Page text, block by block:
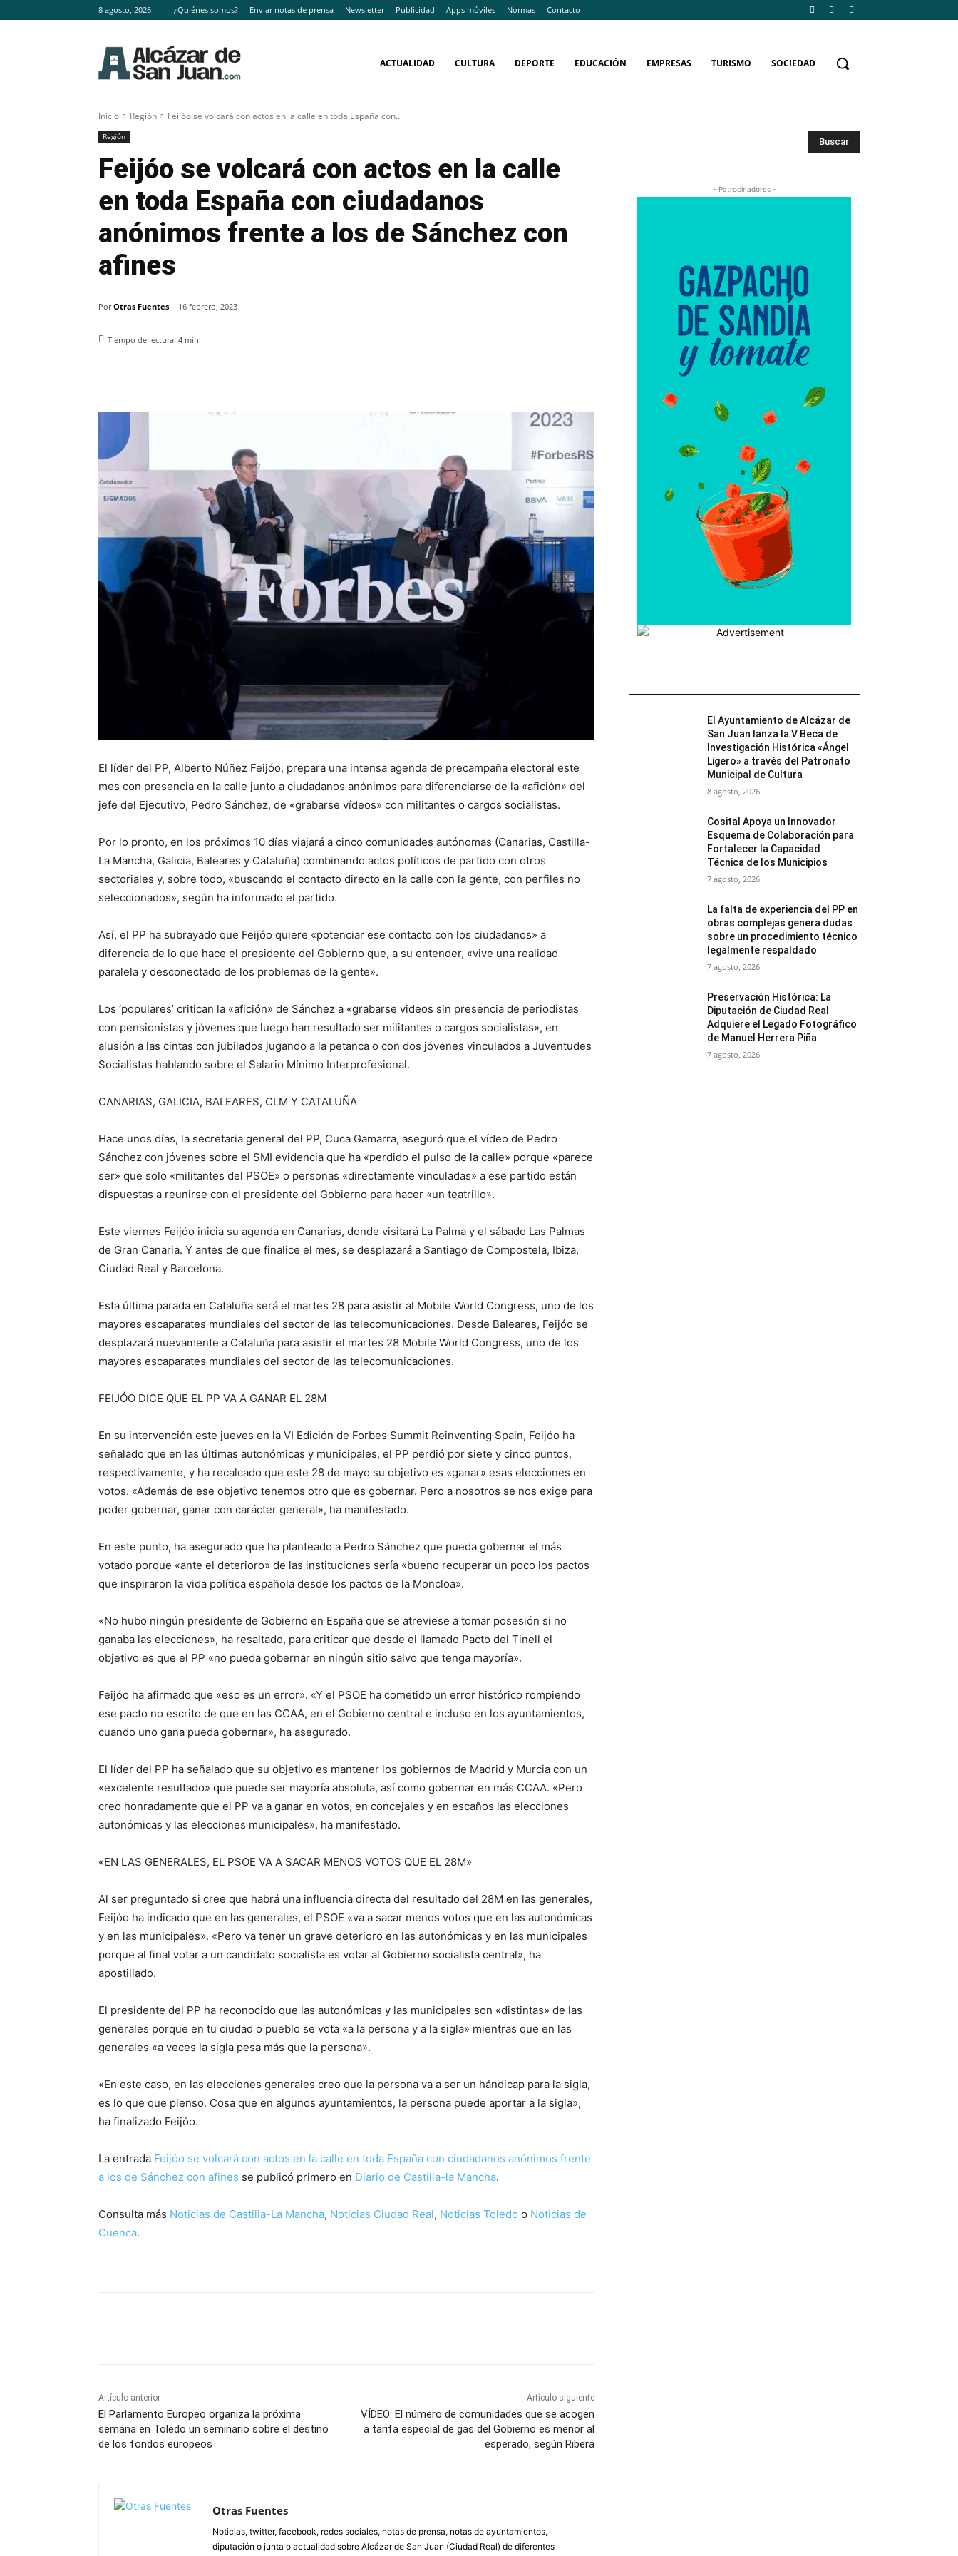
8 agosto, 2026 ¿Quiénes somos? Enviar notas de prensa Newsletter Publicidad Apps móviles Normas Contacto
ACTUALIDAD CULTURA DEPORTE EDUCACIÓN EMPRESAS TURISMO SOCIEDAD
Inicio Región Feijóo se volcará con actos en la calle en toda España con...
Región
Feijóo se volcará con actos en la calle
en toda España con ciudadanos
anónimos frente a los de Sánchez con
afines
Por Otras Fuentes 16 febrero, 2023
Tiempo de lectura: 4 min.
El líder del PP, Alberto Núñez Feijóo, prepara una intensa agenda de precampaña electoral este
mes con presencia en la calle junto a ciudadanos anónimos para diferenciarse de la «afición» del
jefe del Ejecutivo, Pedro Sánchez, de «grabarse vídeos» con militantes o cargos socialistas.
Por lo pronto, en los próximos 10 días viajará a cinco comunidades autónomas (Canarias, Castilla-
La Mancha, Galicia, Baleares y Cataluña) combinando actos políticos de partido con otros
sectoriales y, sobre todo, «buscando el contacto directo en la calle con la gente, con perfiles no
seleccionados», según ha informado el partido.
Así, el PP ha subrayado que Feijóo quiere «potenciar ese contacto con los ciudadanos» a
diferencia de lo que hace el presidente del Gobierno que, a su entender, «vive una realidad
paralela y desconectado de los problemas de la gente».
Los ‘populares’ critican la «afición» de Sánchez a «grabarse videos sin presencia de periodistas
con pensionistas y jóvenes que luego han resultado ser militantes o cargos socialistas», en
alusión a las cintas con jubilados jugando a la petanca o con dos jóvenes vinculados a Juventudes
Socialistas hablando sobre el Salario Mínimo Interprofesional.
CANARIAS, GALICIA, BALEARES, CLM Y CATALUÑA
Hace unos días, la secretaria general del PP, Cuca Gamarra, aseguró que el vídeo de Pedro
Sánchez con jóvenes sobre el SMI evidencia que ha «perdido el pulso de la calle» porque «parece
ser» que solo «militantes del PSOE» o personas «directamente vinculadas» a ese partido están
dispuestas a reunirse con el presidente del Gobierno para hacer «un teatrillo».
Este viernes Feijóo inicia su agenda en Canarias, donde visitará La Palma y el sábado Las Palmas
de Gran Canaria. Y antes de que finalice el mes, se desplazará a Santiago de Compostela, Ibiza,
Ciudad Real y Barcelona.
Esta última parada en Cataluña será el martes 28 para asistir al Mobile World Congress, uno de los
mayores escaparates mundiales del sector de las telecomunicaciones. Desde Baleares, Feijóo se
desplazará nuevamente a Cataluña para asistir el martes 28 Mobile World Congress, uno de los
mayores escaparates mundiales del sector de las telecomunicaciones.
FEIJÓO DICE QUE EL PP VA A GANAR EL 28M
En su intervención este jueves en la VI Edición de Forbes Summit Reinventing Spain, Feijóo ha
señalado que en las últimas autonómicas y municipales, el PP perdió por siete y cinco puntos,
respectivamente, y ha recalcado que este 28 de mayo su objetivo es «ganar» esas elecciones en
votos. «Además de ese objetivo tenemos otro que es gobernar. Pero a nosotros se nos exige para
poder gobernar, ganar con carácter general», ha manifestado.
En este punto, ha asegurado que ha planteado a Pedro Sánchez que pueda gobernar el más
votado porque «ante el deterioro» de las instituciones sería «bueno recuperar un poco los pactos
que inspiraron la vida política española desde los pactos de la Moncloa».
«No hubo ningún presidente de Gobierno en España que se atreviese a tomar posesión si no
ganaba las elecciones», ha resaltado, para criticar que desde el llamado Pacto del Tinell el
objetivo es que el PP «no pueda gobernar en ningún sitio salvo que tenga mayoría».
Feijóo ha afirmado que «eso es un error». «Y el PSOE ha cometido un error histórico rompiendo
ese pacto no escrito de que en las CCAA, en el Gobierno central e incluso en los ayuntamientos,
cuando uno gana pueda gobernar», ha asegurado.
El líder del PP ha señalado que su objetivo es mantener los gobiernos de Madrid y Murcia con un
«excelente resultado» que puede ser mayoría absoluta, así como gobernar en más CCAA. «Pero
creo honradamente que el PP va a ganar en votos, en concejales y en escaños las elecciones
autonómicas y las elecciones municipales», ha manifestado.
«EN LAS GENERALES, EL PSOE VA A SACAR MENOS VOTOS QUE EL 28M»
Al ser preguntado si cree que habrá una influencia directa del resultado del 28M en las generales,
Feijóo ha indicado que en las generales, el PSOE «va a sacar menos votos que en las autonómicas
y en las municipales». «Pero va tener un grave deterioro en las autonómicas y en las municipales
porque al final votar a un candidato socialista es votar al Gobierno socialista central», ha
apostillado.
El presidente del PP ha reconocido que las autonómicas y las municipales son «distintas» de las
generales porque en tu ciudad o pueblo se vota «a la persona y a la sigla» mientras que en las
generales «a veces la sigla pesa más que la persona».
«En este caso, en las elecciones generales creo que la persona va a ser un hándicap para la sigla,
es lo que que pienso. Cosa que en algunos ayuntamientos, la persona puede aportar a la sigla»,
ha finalizado Feijóo.
La entrada Feijóo se volcará con actos en la calle en toda España con ciudadanos anónimos frente
a los de Sánchez con afines se publicó primero en Diario de Castilla-la Mancha.
Consulta más Noticias de Castilla-La Mancha, Noticias Ciudad Real, Noticias Toledo o Noticias de
Cuenca.
Artículo anterior
El Parlamento Europeo organiza la próxima
semana en Toledo un seminario sobre el destino
de los fondos europeos
Artículo siguiente
VÍDEO: El número de comunidades que se acogen
a tarifa especial de gas del Gobierno es menor al
esperado, según Ribera
Otras Fuentes
Noticias, twitter, facebook, redes sociales, notas de prensa, notas de ayuntamientos,
diputación o junta o actualidad sobre Alcázar de San Juan (Ciudad Real) de diferentes
Buscar
- Patrocinadores -
El Ayuntamiento de Alcázar de
San Juan lanza la V Beca de
Investigación Histórica «Ángel
Ligero» a través del Patronato
Municipal de Cultura
8 agosto, 2026
Cosital Apoya un Innovador
Esquema de Colaboración para
Fortalecer la Capacidad
Técnica de los Municipios
7 agosto, 2026
La falta de experiencia del PP en
obras complejas genera dudas
sobre un procedimiento técnico
legalmente respaldado
7 agosto, 2026
Preservación Histórica: La
Diputación de Ciudad Real
Adquiere el Legado Fotográfico
de Manuel Herrera Piña
7 agosto, 2026